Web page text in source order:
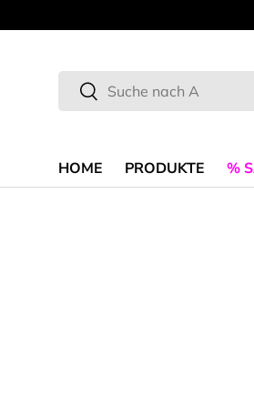
Direkt zum Inhalt
Suchen
Suchen
HOME PRODUKTE %